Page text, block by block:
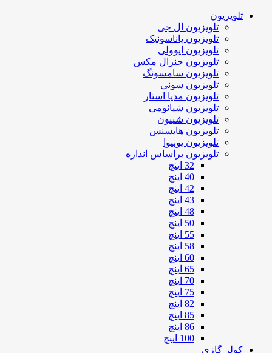
تلویزیون
تلویزیون ال جی
تلویزیون پاناسونیک
تلویزیون ایوولی
تلویزیون جنرال مکس
تلویزیون سامسونگ
تلویزیون سونی
تلویزیون مدیا استار
تلویزیون شیائومی
تلویزیون شینون
تلویزیون هایسنس
تلویزیون یونیوا
تلویزیون براساس اندازه
32 اینچ
40 اینچ
42 اینچ
43 اینچ
48 اینچ
50 اینچ
55 اینچ
58 اینچ
60 اینچ
65 اینچ
70 اینچ
75 اینچ
82 اینچ
85 اینچ
86 اینچ
100 اینچ
کولر گازی